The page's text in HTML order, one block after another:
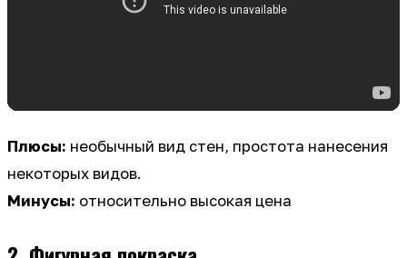
Плюсы: необычный вид стен, простота нанесения
некоторых видов.
Минусы: относительно высокая цена